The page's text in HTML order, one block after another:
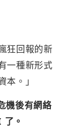
狂回報的新
一種新形式
。」
機後有網絡
。